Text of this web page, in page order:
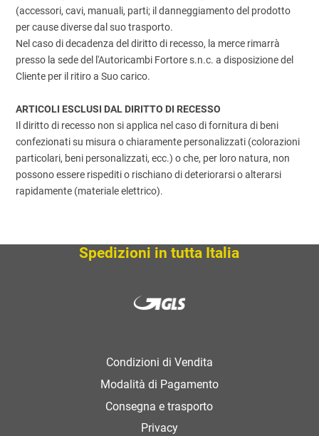
(accessori, cavi, manuali, parti; il danneggiamento del prodotto
per cause diverse dal suo trasporto.
Nel caso di decadenza del diritto di recesso, la merce rimarrà
presso la sede del l'Autoricambi Fortore s.n.c. a disposizione del
Cliente per il ritiro a Suo carico.
ARTICOLI ESCLUSI DAL DIRITTO DI RECESSO
Il diritto di recesso non si applica nel caso di fornitura di beni
confezionati su misura o chiaramente personalizzati (colorazioni
particolari, beni personalizzati, ecc.) o che, per loro natura, non
possono essere rispediti o rischiano di deteriorarsi o alterarsi
rapidamente (materiale elettrico).
Spedizioni in tutta Italia
Condizioni di Vendita
Modalità di Pagamento
Consegna e trasporto
Privacy